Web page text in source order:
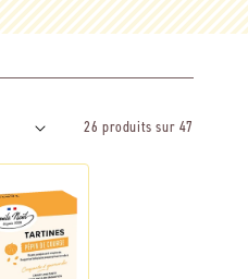
26 produits sur 47